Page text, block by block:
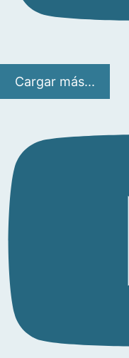
Cargar más...